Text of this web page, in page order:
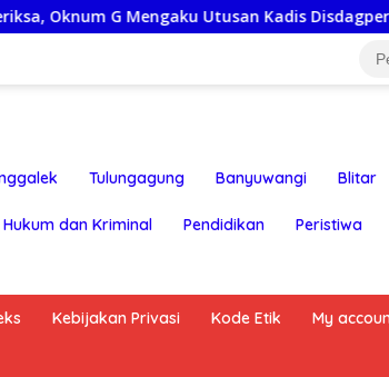
G Mengaku Utusan Kadis Disdagperin
Tulungagung Banyuwangi Blitar
Hukum dan Kriminal Pendidikan Peristiwa
Kebijakan Privasi Kode Etik My